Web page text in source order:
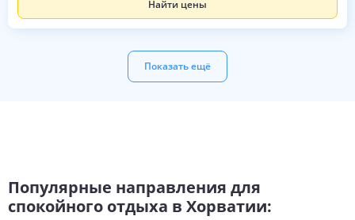
Найти цены
Показать ещё
Популярные направления для
спокойного отдыха в Хорватии: